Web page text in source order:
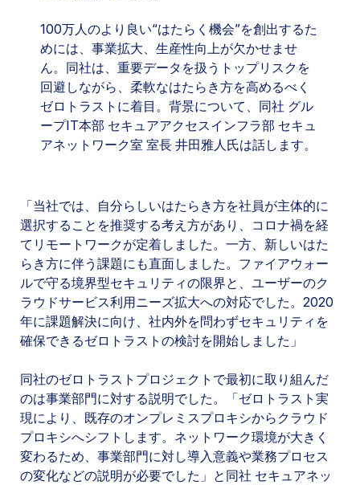
100万人のより良い“はたらく機会”を創出するた
めには、事業拡大、生産性向上が欠かせませ
ん。同社は、重要データを扱うトップリスクを
回避しながら、柔軟なはたらき方を高めるべく
ゼロトラストに着目。背景について、同社 グル
ープIT本部 セキュアアクセスインフラ部 セキュ
アネットワーク室 室長 井田雅人氏は話します。
「当社では、自分らしいはたらき方を社員が主体的に
選択することを推奨する考え方があり、コロナ禍を経
てリモートワークが定着しました。一方、新しいはた
らき方に伴う課題にも直面しました。ファイアウォー
ルで守る境界型セキュリティの限界と、ユーザーのク
ラウドサービス利用ニーズ拡大への対応でした。2020
年に課題解決に向け、社内外を問わずセキュリティを
確保できるゼロトラストの検討を開始しました」
同社のゼロトラストプロジェクトで最初に取り組んだ
のは事業部門に対する説明でした。「ゼロトラスト実
現により、既存のオンプレミスプロキシからクラウド
プロキシへシフトします。ネットワーク環境が大きく
変わるため、事業部門に対し導入意義や業務プロセス
の変化などの説明が必要でした」と同社 セキュアネッ